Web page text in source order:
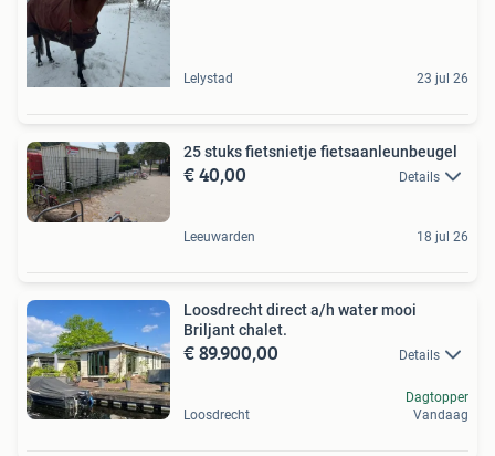
Lelystad 23 jul 26
25 stuks fietsnietje fietsaanleunbeugel
€ 40,00 Details
Leeuwarden 18 jul 26
Loosdrecht direct a/h water mooi
Briljant chalet.
€ 89.900,00 Details
Loosdrecht
Dagtopper
Vandaag